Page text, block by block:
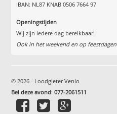
IBAN: NL87 KNAB 0506 7664 97
Openingstijden
Wij zijn iedere dag bereikbaar!
Ook in het weekend en op feestdagen
© 2026 - Loodgieter Venlo
Bel deze avond:077-2061511